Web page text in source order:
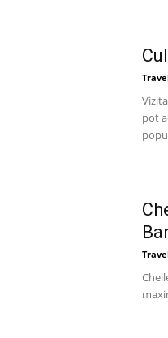
pot